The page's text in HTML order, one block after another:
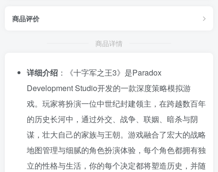
商品评价
商品详情
详细介绍 ：《十字军之王3》是Paradox
Development Studio开发的一款深度策略模拟游
戏。玩家将扮演一位中世纪封建领主，在跨越数百年
的历史长河中，通过外交、战争、联姻、暗杀与阴
谋，壮大自己的家族与王朝。游戏融合了宏大的战略
地图管理与细腻的角色扮演体验，每个角色都拥有独
立的性格与生活，你的每个决定都将塑造历史，并随